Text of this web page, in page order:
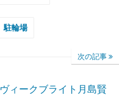
駐輪場
次の記事
ヴィークブライト月島賢